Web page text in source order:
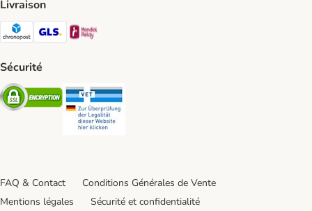
Livraison
Chronopost Shipping Method
GLS Shipping Method
Sécurité
Security
FAQ & Contact
Conditions Générales de Vente
Mentions légales
Sécurité et confidentialité